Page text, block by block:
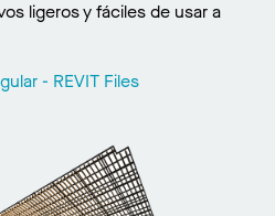
ligeros y fáciles de usar a
- REVIT Files